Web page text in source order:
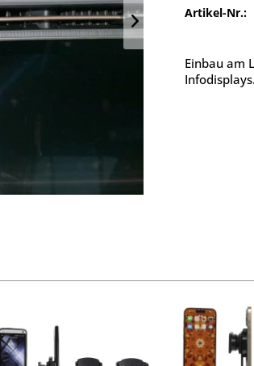
Artikel-Nr.:
Einbau am
Infodisplays.